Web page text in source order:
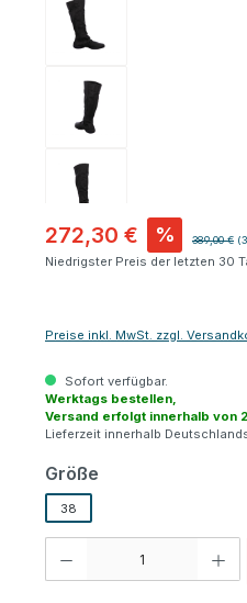
272,30 € % Regulärer
389,00 €
Niedrigster Preis der letzten 30
Preise inkl. MwSt. zzgl.
Sofort verfügbar.
Werktags bestellen,
Versand erfolgt innerhalb von
Lieferzeit innerhalb
Größe
38